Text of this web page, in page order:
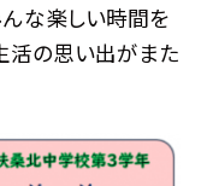
んな楽しい時間を
活の思い出がまた